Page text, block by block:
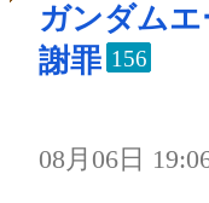
ガンダム
謝罪 156
08月06日